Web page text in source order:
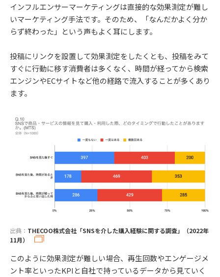
インフルエンサーマーケティングは直接的な効果測定が難し
いマーケティング手法です。そのため、「なんだかよく分か
らず終わった」という声もよく耳にします。
投稿にリンクを設置して効果測定をしたくとも、投稿をみて
すぐに行動に移す消費者は多くなく、時間が経ってから検索
エンジンやECサイトなど他の経路で流入することが多くあり
ます。
出典： THECOO株式会社「SNSを介した購入経験に関する調査」（2022年
11月）
このように効果測定が難しい場合、再生回数やエンゲージメ
ント率といったKPIと自社で持っているデータから見ていく